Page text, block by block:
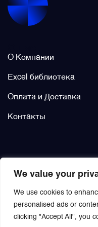
We value your
We use cookies to
personalised ads or
clicking "Accept All", you
О Компании
Excel библиотека
Оплата и Доставка
Контакты
Щётки (угольные